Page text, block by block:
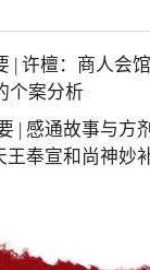
| 许檀：商人会
案分析
| 感通故事与方
王奉宣和尚神妙